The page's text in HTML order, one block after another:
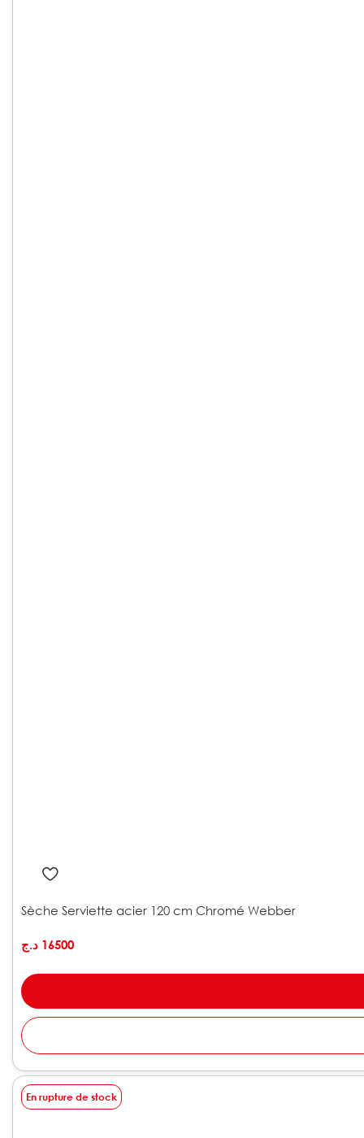
Sèche Serviette acier 120 cm Chromé Webber
16500 د.ج
En rupture de stock